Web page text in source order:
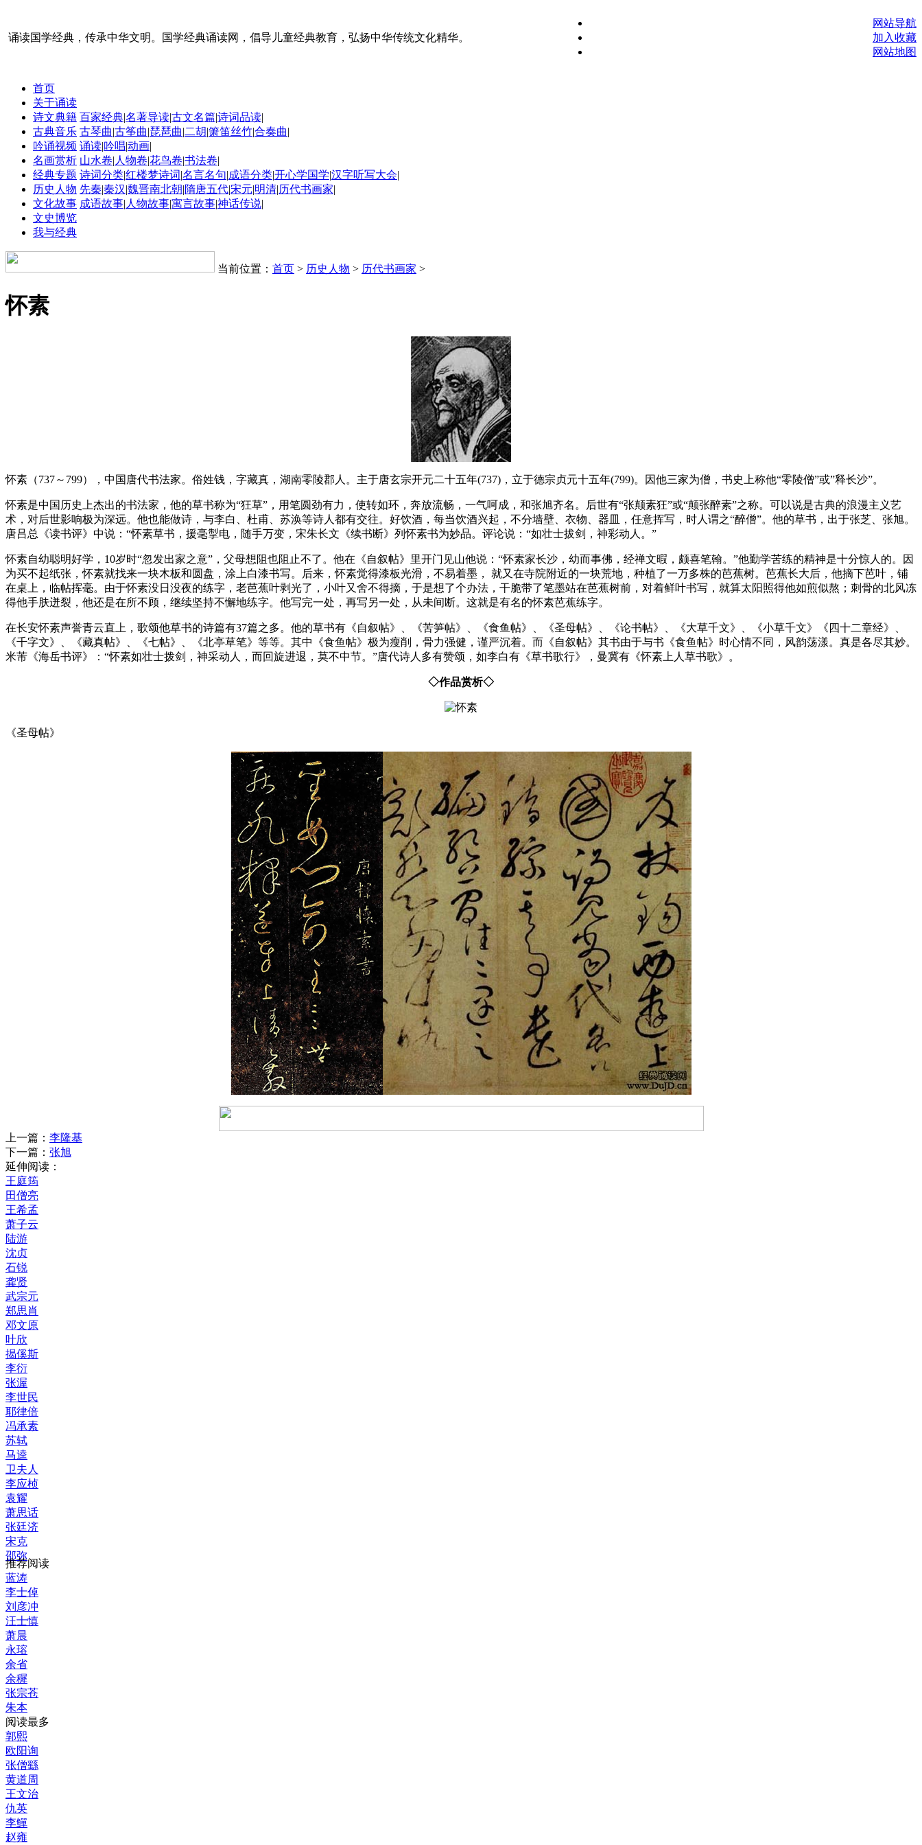
诵读国学经典，传承中华文明。国学经典诵读网，倡导儿童经典教育，弘扬中华传统文化精华。
网站导航
加入收藏
网站地图
首页
关于诵读
诗文典籍 百家经典|名著导读|古文名篇|诗词品读|
古典音乐 古琴曲|古筝曲|琵琶曲|二胡|箫笛丝竹|合奏曲|
吟诵视频 诵读|吟唱|动画|
名画赏析 山水卷| 人物卷|花鸟卷|书法卷|
经典专题 诗词分类|红楼梦诗词|名言名句|成语分类|开心学国学|汉字听写大会|
历史人物 先秦|秦汉|魏晋南北朝|隋唐五代|宋元|明清|历代书画家|
文化故事 成语故事| 人物故事|寓言故事|神话传说|
文史博览
我与经典
当前位置： 首页 > 历史人物 > 历代书画家 >
怀素
怀素（737～799），中国唐代书法家。俗姓钱，字藏真，湖南零陵郡人。主于唐玄宗开元二十五年(737)，立于德宗贞元十五年(799)。因他三家为僧，书史上称他“零陵僧”或”释长沙”。
怀素是中国历史上杰出的书法家，他的草书称为“狂草”，用笔圆劲有力，使转如环，奔放流畅，一气呵成，和张旭齐名。后世有“张颠素狂”或“颠张醉素”之称。可以说是古典的浪漫主义艺
术，对后世影响极为深远。他也能做诗，与李白、杜甫、苏涣等诗人都有交往。好饮酒，每当饮酒兴起，不分墙壁、衣物、器皿，任意挥写，时人谓之“醉僧”。他的草书，出于张芝、张旭。
唐吕总《读书评》中说：“怀素草书，援毫掣电，随手万变，宋朱长文《续书断》列怀素书为妙品。评论说：“如壮士拔剑，神彩动人。”
怀素自幼聪明好学，10岁时“忽发出家之意”，父母想阻也阻止不了。他在《自叙帖》里开门见山他说：“怀素家长沙，幼而事佛，经禅文暇，颇喜笔翰。”他勤学苦练的精神是十分惊人的。因
为买不起纸张，怀素就找来一块木板和圆盘，涂上白漆书写。后来，怀素觉得漆板光滑，不易着墨， 就又在寺院附近的一块荒地，种植了一万多株的芭蕉树。芭蕉长大后，他摘下芭叶，铺
在桌上，临帖挥毫。由于怀素没日没夜的练字，老芭蕉叶剥光了，小叶又舍不得摘，于是想了个办法，干脆带了笔墨站在芭蕉树前，对着鲜叶书写，就算太阳照得他如煎似熬；刺骨的北风冻
得他手肤迸裂，他还是在所不顾，继续坚持不懈地练字。他写完一处，再写另一处，从未间断。这就是有名的怀素芭蕉练字。
在长安怀素声誉青云直上，歌颂他草书的诗篇有37篇之多。他的草书有《自叙帖》、《苦笋帖》、《食鱼帖》、《圣母帖》、《论书帖》、《大草千文》、《小草千文》《四十二章经》、
《千字文》、《藏真帖》、《七帖》、《北亭草笔》等等。其中《食鱼帖》极为瘦削，骨力强健，谨严沉着。而《自叙帖》其书由于与书《食鱼帖》时心情不同，风韵荡漾。真是各尽其妙。
米芾《海岳书评》：“怀素如壮士拨剑，神采动人，而回旋进退，莫不中节。”唐代诗人多有赞颂，如李白有《草书歌行》，曼冀有《怀素上人草书歌》。
◇作品赏析◇
《圣母帖》
上一篇： 李隆基
下一篇： 张旭
延伸阅读：
王庭筠
田僧亮
王希孟
萧子云
陆游
沈贞
石锐
龚贤
武宗元
郑思肖
邓文原
叶欣
揭傒斯
李衍
张渥
李世民
耶律倍
冯承素
苏轼
马逵
卫夫人
李应桢
袁耀
萧思话
张廷济
宋克
邵弥
推荐阅读
蓝涛
李士倬
刘彦冲
汪士慎
萧晨
永瑢
余省
余穉
张宗苍
朱本
阅读最多
郭熙
欧阳询
张僧繇
黄道周
王文治
仇英
李鱓
赵雍